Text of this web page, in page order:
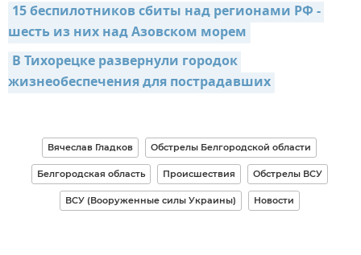
15 беспилотников сбиты над регионами РФ -
шесть из них над Азовском морем
В Тихорецке развернули городок
жизнеобеспечения для пострадавших
Вячеслав Гладков Обстрелы Белгородской области
Белгородская область Происшествия Обстрелы ВСУ
ВСУ (Вооруженные силы Украины) Новости